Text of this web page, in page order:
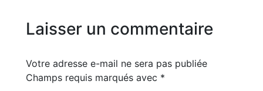
Laisser un commentaire
Votre adresse e-mail ne sera pas publiée
Champs requis marqués avec *